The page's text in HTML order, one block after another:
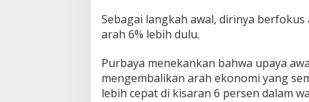
k
s
e
P
e
Sebagai langkah awal, dirinya
arah 6% lebih dulu.
Purbaya menekankan bahwa upaya
mengembalikan arah ekonomi yang
lebih cepat di kisaran 6 persen dalam